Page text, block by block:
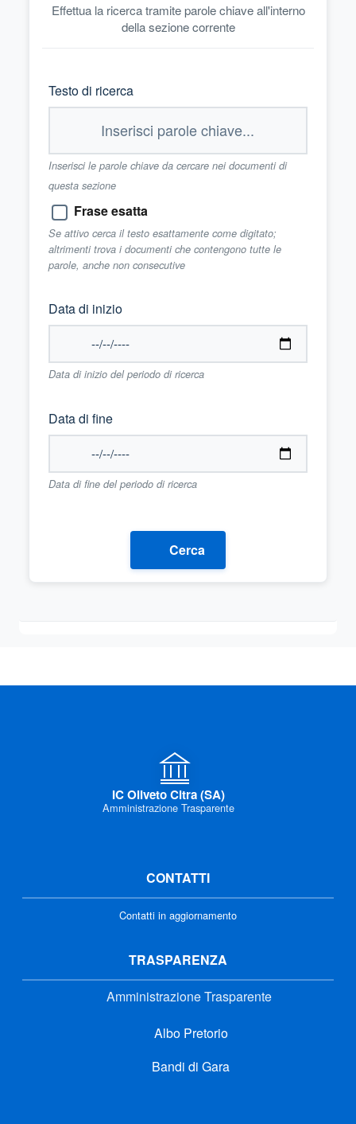
Effettua la ricerca tramite parole chiave all'interno
della sezione corrente
Testo di ricerca
Inserisci le parole chiave da cercare nei documenti di
questa sezione
Frase esatta
Se attivo cerca il testo esattamente come digitato;
altrimenti trova i documenti che contengono tutte le
parole, anche non consecutive
Data di inizio
Data di inizio del periodo di ricerca
Data di fine
Data di fine del periodo di ricerca
Cerca
IC Oliveto Citra (SA)
Amministrazione Trasparente
CONTATTI
Contatti in aggiornamento
TRASPARENZA
Amministrazione Trasparente
Albo Pretorio
Bandi di Gara